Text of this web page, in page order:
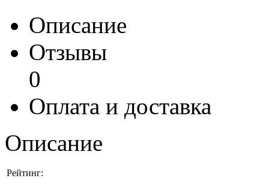
Описание
Отзывы
0
Оплата и доставка
Описание
Рейтинг: